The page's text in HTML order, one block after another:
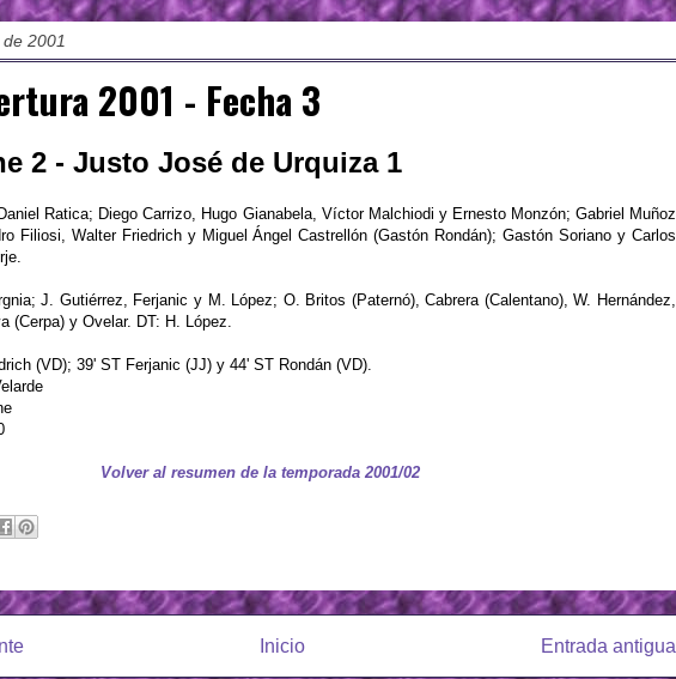
2001
2001 - Fecha 3
2 - Justo José de Urquiza 1
Daniel Ratica; Diego Carrizo, Hugo Gianabela, Víctor Malchiodi y Ernesto Monzón; Gabriel Muñoz
Filiosi, Walter Friedrich y Miguel Ángel Castrellón (Gastón Rondán); Gastón Soriano y Carlos
J. Gutiérrez, Ferjanic y M. López; O. Britos (Paternó), Cabrera (Calentano), W. Hernández,
(Cerpa) y Ovelar. DT: H. López.
(VD); 39' ST Ferjanic (JJ) y 44' ST Rondán (VD).
Volver al resumen de la temporada 2001/02
Entrada antigua
Inicio